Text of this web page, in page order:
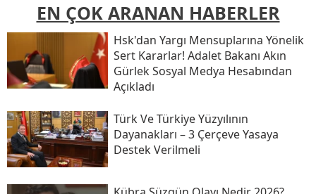
EN ÇOK ARANAN HABERLER
Hsk'dan Yargı Mensuplarına Yönelik
Sert Kararlar! Adalet Bakanı Akın
Gürlek Sosyal Medya Hesabından
Açıkladı
Türk Ve Türkiye Yüzyılının
Dayanakları – 3 Çerçeve Yasaya
Destek Verilmeli